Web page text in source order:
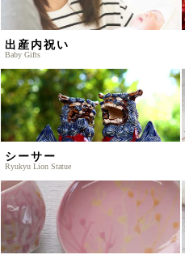
出産内祝い
Baby Gifts
シーサー
Ryukyu Lion Statue